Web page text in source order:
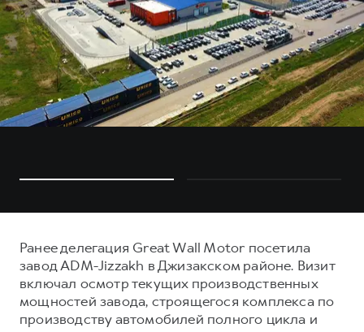
Ранее делегация Great Wall Motor посетила
завод ADM-Jizzakh в Джизакском районе. Визит
включал осмотр текущих производственных
мощностей завода, строящегося комплекса по
производству автомобилей полного цикла и